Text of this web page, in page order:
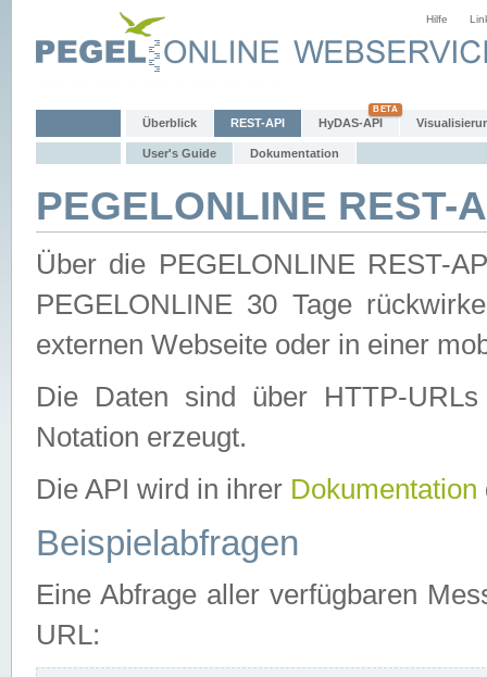
Hilfe
Überblick REST-API HyDAS-API
User's Guide Dokumentation
PEGELONLINE REST-
Über die PEGELONLINE REST-
PEGELONLINE 30 Tage
externen Webseite oder in einer
Die Daten sind über HTTP-
Notation erzeugt.
Die API wird in ihrer Dokumentation
Beispielabfragen
Eine Abfrage aller verfügbaren
URL: